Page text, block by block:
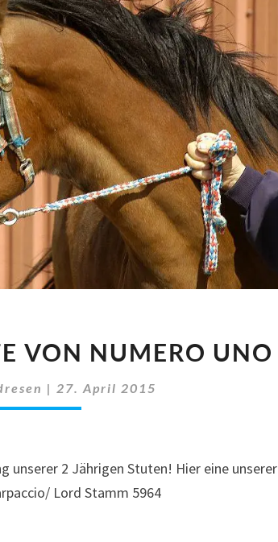
JÄHRIGE
VON
NUMERO
VON NUMERO UNO
| 27. April 2015
unserer 2 Jährigen Stuten! Hier eine unserer
Lord Stamm 5964